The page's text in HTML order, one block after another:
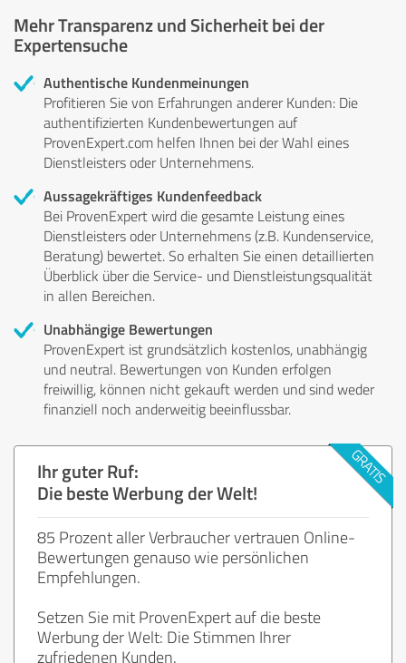
Mehr Transparenz und Sicherheit bei der
Expertensuche
Authentische Kundenmeinungen
Profitieren Sie von Erfahrungen anderer Kunden: Die
authentifizierten Kundenbewertungen auf
ProvenExpert.com helfen Ihnen bei der Wahl eines
Dienstleisters oder Unternehmens.
Aussagekräftiges Kundenfeedback
Bei ProvenExpert wird die gesamte Leistung eines
Dienstleisters oder Unternehmens (z.B. Kundenservice,
Beratung) bewertet. So erhalten Sie einen detaillierten
Überblick über die Service- und Dienstleistungsqualität
in allen Bereichen.
Unabhängige Bewertungen
ProvenExpert ist grundsätzlich kostenlos, unabhängig
und neutral. Bewertungen von Kunden erfolgen
freiwillig, können nicht gekauft werden und sind weder
finanziell noch anderweitig beeinflussbar.
Ihr guter Ruf:
Die beste Werbung der Welt!
85 Prozent aller Verbraucher vertrauen Online-
Bewertungen genauso wie persönlichen
Empfehlungen.
Setzen Sie mit ProvenExpert auf die beste
Werbung der Welt: Die Stimmen Ihrer
zufriedenen Kunden.